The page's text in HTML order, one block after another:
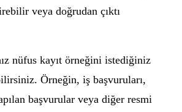
veya doğrudan çıktı
nüfus kayıt örneğini istediğiniz
Örneğin, iş başvuruları,
başvurular veya diğer resmi